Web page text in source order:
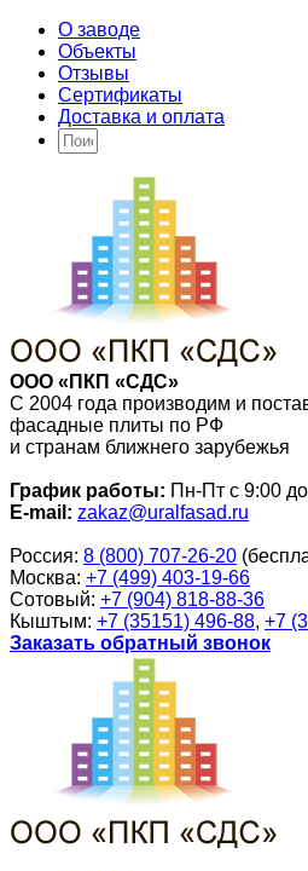
О заводе
Объекты
Отзывы
Сертификаты
Доставка и оплата
ООО «ПКП «СДС»
С 2004 года производим и
фасадные плиты по РФ
и странам ближнего зарубежья
График работы: Пн-Пт с 9:00
E-mail: zakaz@uralfasad.ru
Россия: 8 (800) 707-26-20
Москва: +7 (499) 403-19-66
Сотовый: +7 (904) 818-88-36
Кыштым: +7 (35151) 496-88, +7
Заказать обратный звонок